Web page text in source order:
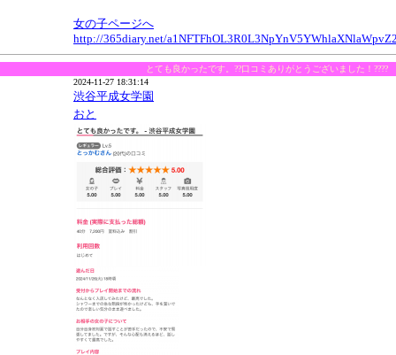
女の子ページへ
http://365diary.net/
とても良かったです。??口コミありがとうございました！????
2024-11-27 18:31:14
渋谷平成女学園
おと